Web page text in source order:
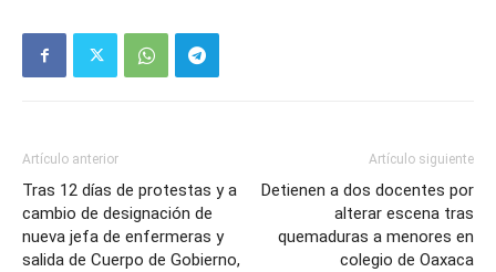
Artículo anterior
Tras 12 días de protestas y a
cambio de designación de
nueva jefa de enfermeras y
salida de Cuerpo de Gobierno,
Artículo siguiente
Detienen a dos docentes por
alterar escena tras
quemaduras a menores en
colegio de Oaxaca